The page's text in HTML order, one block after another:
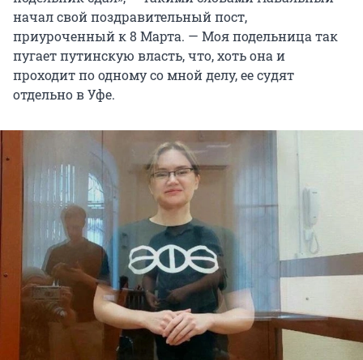
начал свой поздравительный пост,
приуроченный к 8 Марта. — Моя подельница так
пугает путинскую власть, что, хоть она и
проходит по одному со мной делу, ее судят
отдельно в Уфе.